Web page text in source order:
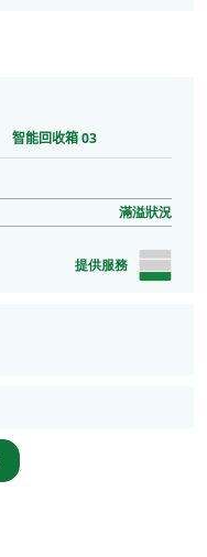
智能回收箱 03
滿溢狀況
提供服務